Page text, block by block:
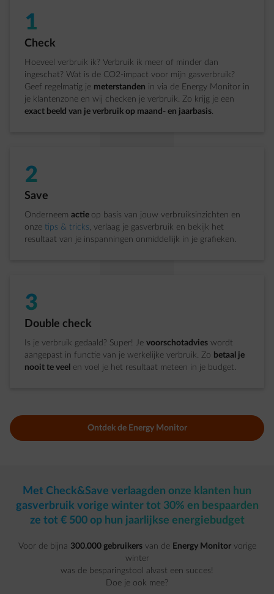
1
Stap 1 van 3:
Check
Hoeveel verbruik ik? Verbruik ik meer of minder dan
ingeschat? Wat is de CO2-impact voor mijn gasverbruik?
Geef regelmatig je meterstanden in via de Energy Monitor in
je klantenzone en wij checken je verbruik. Zo krijg je een
exact beeld van je verbruik op maand- en jaarbasis.
2
Stap 2 van 3:
Save
Onderneem actie op basis van jouw verbruiksinzichten en
onze tips & tricks, verlaag je gasverbruik en bekijk het
resultaat van je inspanningen onmiddellijk in je grafieken.
3
Stap 3 van 3:
Double check
Is je verbruik gedaald? Super! Je voorschotadvies wordt
aangepast in functie van je werkelijke verbruik. Zo betaal je
nooit te veel en voel je het resultaat meteen in je budget.
Ontdek de Energy Monitor
Met Check&Save verlaagden onze klanten hun
gasverbruik vorige winter tot 30% en bespaarden
ze tot € 500 op hun jaarlijkse energiebudget
Voor de bijna 300.000 gebruikersvan de Energy Monitorvorige
winter
was de besparingstool alvast een succes!
Doe je ook mee?